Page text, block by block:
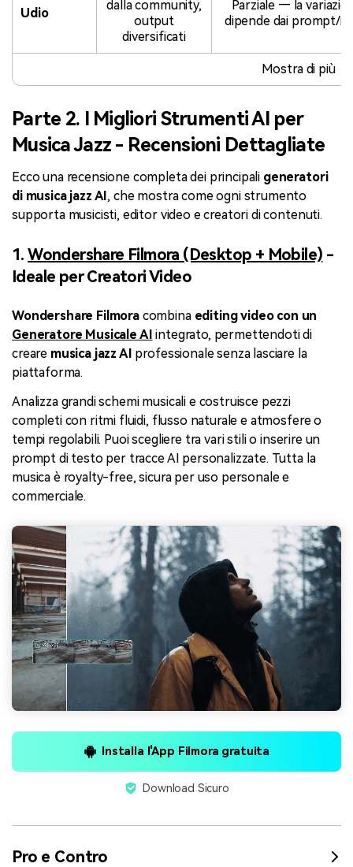
Udio
dalla community,
output
diversificati
Parziale — la
dipende dai prompt/
Mostra di più
Parte 2. I Migliori Strumenti AI per
Musica Jazz - Recensioni Dettagliate
Ecco una recensione completa dei principali generatori
di musica jazz AI, che mostra come ogni strumento
supporta musicisti, editor video e creatori di contenuti.
1.Wondershare Filmora (Desktop + Mobile) -
Ideale per Creatori Video
Wondershare Filmoracombina editing video con un
Generatore Musicale AI integrato, permettendoti di
creare musica jazz AI professionale senza lasciare la
piattaforma.
Analizza grandi schemi musicali e costruisce pezzi
completi con ritmi fluidi, flusso naturale e atmosfere o
tempi regolabili. Puoi scegliere tra vari stili o inserire un
prompt di testo per tracce AI personalizzate. Tutta la
musica è royalty-free, sicura per uso personale e
commerciale.
Installa l'App Filmora gratuita
Download Sicuro
Pro e Contro